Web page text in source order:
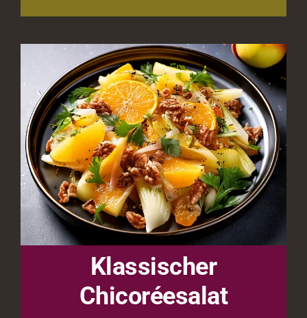
Klassischer
Chicoréesalat